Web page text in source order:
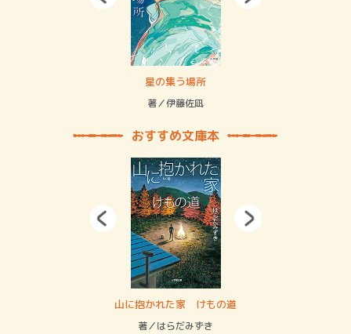
星の集う場所
著／伊藤佐凪
おすすめ文庫本
山に抱かれた家 けもの道
著／はらだみずき